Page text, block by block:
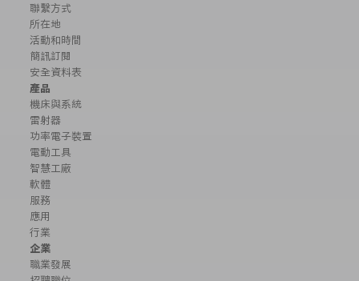
聯繫方式
所在地
活動和時間
簡訊訂閱
安全資料表
產品
機床與系統
雷射器
功率電子裝置
電動工具
智慧工廠
軟體
服務
應用
行業
企業
職業發展